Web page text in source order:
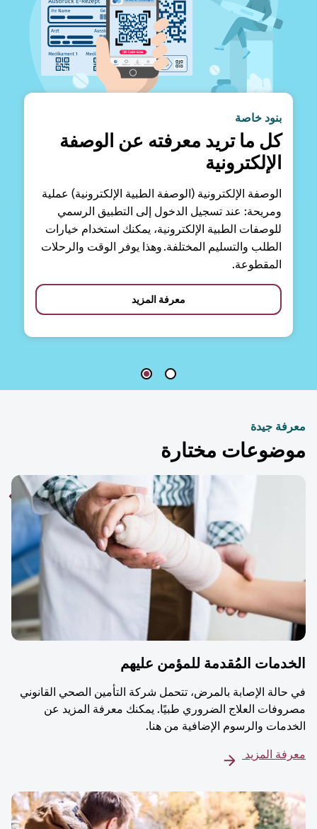
بنود خاصة
كل ما تريد معرفته عن الوصفة
الإلكترونية
الوصفة الإلكترونية (الوصفة الطبية الإلكترونية) عملية
ومريحة: عند تسجيل الدخول إلى التطبيق الرسمي
للوصفات الطبية الإلكترونية، يمكنك استخدام خيارات
الطلب والتسليم المختلفة. وهذا يوفر الوقت والرحلات
المقطوعة.
معرفة المزيد
جيدة
مختارة
المُقدمة للمؤمن عليهم
الإصابة بالمرض، تتحمل شركة التأمين الصحي القانوني
العلاج الضروري طبيًا. يمكنك معرفة المزيد عن
والرسوم الإضافية من هنا.
المزيد